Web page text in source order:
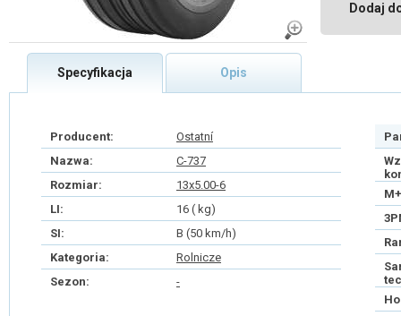
Dodaj
Specyfikacja Opis
Producent:
Ostatní
Nazwa:
C-737
Rozmiar:
13x5.00-6
LI:
16 ( kg)
SI:
B (50 km/h)
Kategoria:
Rolnicze
Sezon:
-